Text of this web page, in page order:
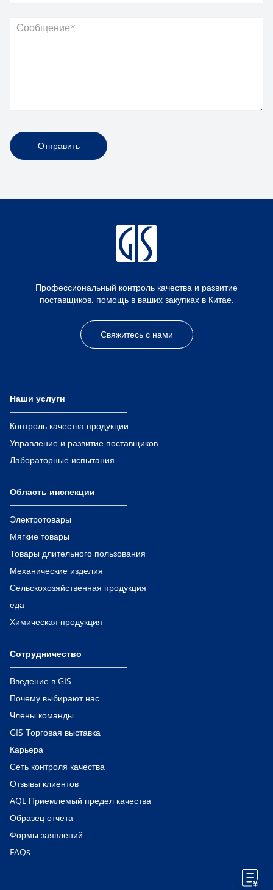
Отправить
Профессиональный контроль качества и развитие
поставщиков, помощь в ваших закупках в Китае.
Свяжитесь с нами
Наши услуги
Контроль качества продукции
Управление и развитие поставщиков
Лабораторные испытания
Область инспекции
Электротовары
Мягкие товары
Товары длительного пользования
Механические изделия
Сельскохозяйственная продукция
еда
Химическая продукция
Сотрудничество
Введение в GIS
Почему выбирают нас
Члены команды
GIS Торговая выставка
Карьера
Сеть контроля качества
Отзывы клиентов
AQL Приемлемый предел качества
Образец отчета
Формы заявлений
FAQs